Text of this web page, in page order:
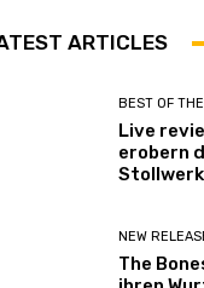
ARTICLES
BEST OF
Live
erobern
Stollwerk
NEW
The